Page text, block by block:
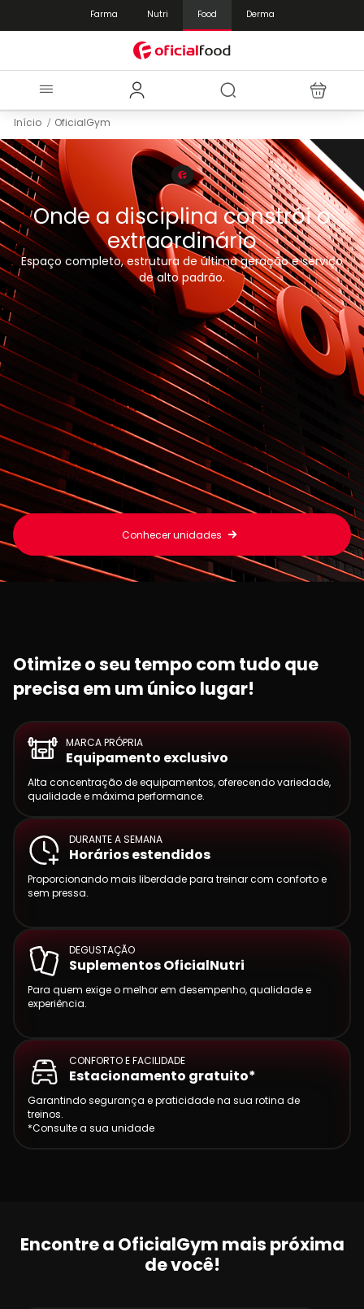
Farma Nutri Food Derma
Início OficialGym
Onde a disciplina constrói o
extraordinário
Espaço completo, estrutura de última geração e serviço
de alto padrão.
Conhecer unidades
Otimize o seu tempo com tudo que
precisa em um único lugar!
MARCA PRÓPRIA
Equipamento exclusivo
Alta concentração de equipamentos, oferecendo variedade,
qualidade e máxima performance.
DURANTE A SEMANA
Horários estendidos
Proporcionando mais liberdade para treinar com conforto e
sem pressa.
DEGUSTAÇÃO
Suplementos OficialNutri
Para quem exige o melhor em desempenho, qualidade e
experiência.
CONFORTO E FACILIDADE
Estacionamento gratuito*
Garantindo segurança e praticidade na sua rotina de
treinos.
*Consulte a sua unidade
Encontre a OficialGym mais próxima
de você!